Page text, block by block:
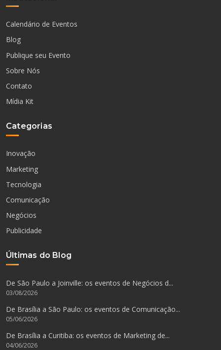
Calendário de Eventos
Blog
Publique seu Evento
Sobre Nós
Contato
Mídia Kit
Categorias
Inovação
Marketing
Tecnologia
Comunicação
Negócios
Publicidade
Últimas do Blog
De São Paulo a Joinville: os eventos de Negócios d...
03/08/2026
De Brasília a São Paulo: os eventos de Comunicação...
05/06/2026
De Brasília a Curitiba: os eventos de Marketing de...
04/06/2026